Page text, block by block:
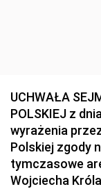
UCHWAŁA
POLSKIEJ z
wyrażenia
Polskiej zgody
tymczasowe
Wojciecha Króla